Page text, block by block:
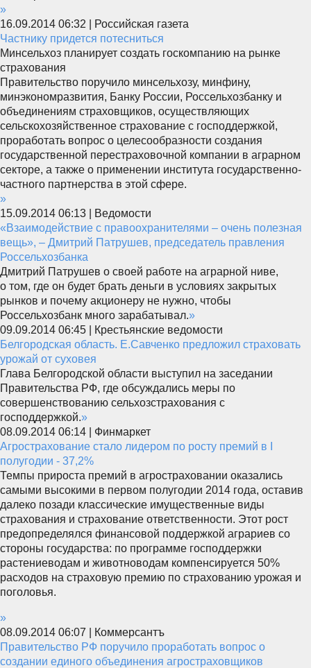
»
16.09.2014 06:32 | Российская газета
Частнику придется потесниться
Минсельхоз планирует создать госкомпанию на рынке
страхования
Правительство поручило минсельхозу, минфину,
минэкономразвития, Банку России, Россельхозбанку и
объединениям страховщиков, осуществляющих
сельскохозяйственное страхование с господдержкой,
проработать вопрос о целесообразности создания
государственной перестраховочной компании в аграрном
секторе, а также о применении института государственно-
частного партнерства в этой сфере.
»
15.09.2014 06:13 | Ведомости
«Взаимодействие с правоохранителями – очень полезная
вещь», – Дмитрий Патрушев, председатель правления
Россельхозбанка
Дмитрий Патрушев о своей работе на аграрной ниве,
о том, где он будет брать деньги в условиях закрытых
рынков и почему акционеру не нужно, чтобы
Россельхозбанк много зарабатывал.»
09.09.2014 06:45 | Крестьянские ведомости
Белгородская область. Е.Савченко предложил страховать
урожай от суховея
Глава Белгородской области выступил на заседании
Правительства РФ, где обсуждались меры по
совершенствованию сельхозстрахования с
господдержкой.»
08.09.2014 06:14 | Финмаркет
Агрострахование стало лидером по росту премий в I
полугодии - 37,2%
Темпы прироста премий в агростраховании оказались
самыми высокими в первом полугодии 2014 года, оставив
далеко позади классические имущественные виды
страхования и страхование ответственности. Этот рост
предопределялся финансовой поддержкой аграриев со
стороны государства: по программе господдержки
растениеводам и животноводам компенсируется 50%
расходов на страховую премию по страхованию урожая и
поголовья.
»
08.09.2014 06:07 | Коммерсантъ
Правительство РФ поручило проработать вопрос о
создании единого объединения агростраховщиков